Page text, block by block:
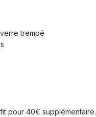
trempé
pour 40€ supplémentaire.